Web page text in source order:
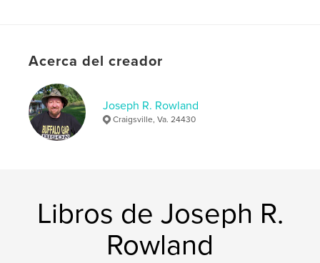
Acerca del creador
Joseph R. Rowland
Craigsville, Va. 24430
Libros de Joseph R.
Rowland